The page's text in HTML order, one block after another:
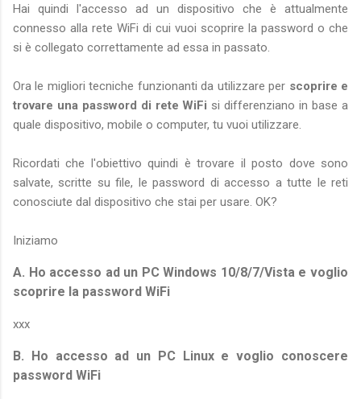
Hai quindi l'accesso ad un dispositivo che è attualmente
connesso alla rete WiFi di cui vuoi scoprire la password o che
si è collegato correttamente ad essa in passato.
Ora le migliori tecniche funzionanti da utilizzare per scoprire e
trovare una password di rete WiFi si differenziano in base a
quale dispositivo, mobile o computer, tu vuoi utilizzare.
Ricordati che l'obiettivo quindi è trovare il posto dove sono
salvate, scritte su file, le password di accesso a tutte le reti
conosciute dal dispositivo che stai per usare. OK?
Iniziamo
A. Ho accesso ad un PC Windows 10/8/7/Vista e voglio
scoprire la password WiFi
xxx
B. Ho accesso ad un PC Linux e voglio conoscere
password WiFi